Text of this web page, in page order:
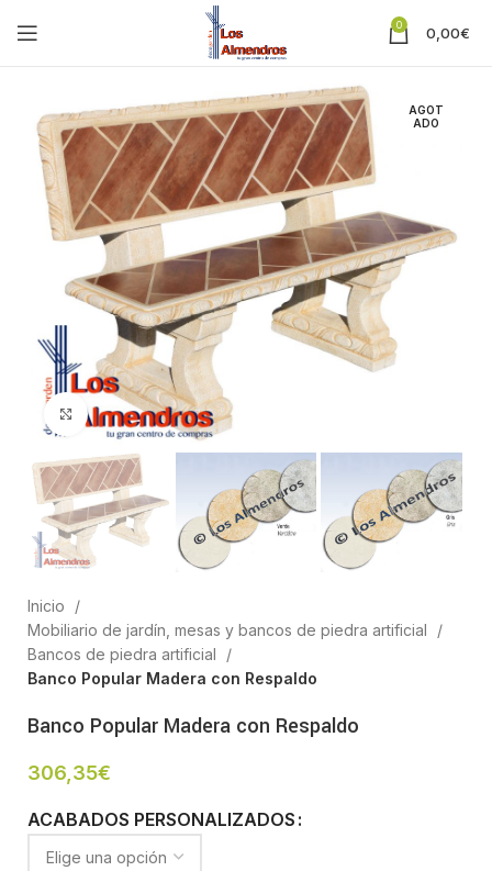
0 0,00€
AGOT
ADO
Clic para ampliar
Inicio
Mobiliario de jardín, mesas y bancos de piedra artificial
Bancos de piedra artificial
Banco Popular Madera con Respaldo
Banco Popular Madera con Respaldo
306,35€
ACABADOS PERSONALIZADOS